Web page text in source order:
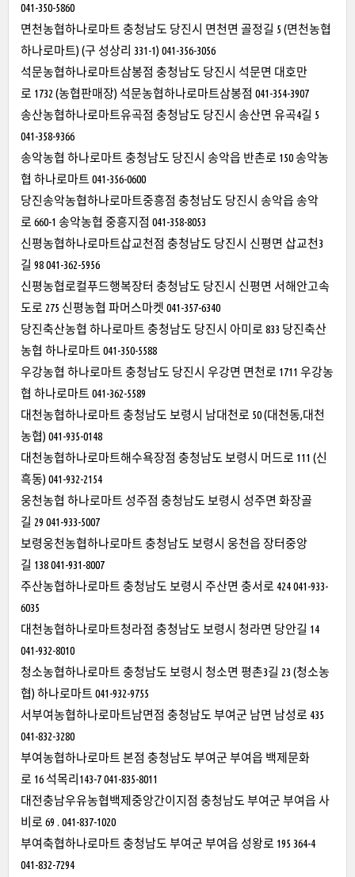
041-350-5860
면천농협하나로마트 충청남도 당진시 면천면 골정길 5 (면천농협
하나로마트) (구 성상리 331-1) 041-356-3056
석문농협하나로마트삼봉점 충청남도 당진시 석문면 대호만
로 1732 (농협판매장) 석문농협하나로마트삼봉점 041-354-3907
송산농협하나로마트유곡점 충청남도 당진시 송산면 유곡4길 5
041-358-9366
송악농협 하나로마트 충청남도 당진시 송악읍 반촌로 150 송악농
협 하나로마트 041-356-0600
당진송악농협하나로마트중흥점 충청남도 당진시 송악읍 송악
로 660-1 송악농협 중흥지점 041-358-8053
신평농협하나로마트삽교천점 충청남도 당진시 신평면 삽교천3
길 98 041-362-5956
신평농협로컬푸드행복장터 충청남도 당진시 신평면 서해안고속
도로 275 신평농협 파머스마켓 041-357-6340
당진축산농협 하나로마트 충청남도 당진시 아미로 833 당진축산
농협 하나로마트 041-350-5588
우강농협 하나로마트 충청남도 당진시 우강면 면천로 1711 우강농
협 하나로마트 041-362-5589
대천농협하나로마트 충청남도 보령시 남대천로 50 (대천동,대천
농협) 041-935-0148
대천농협하나로마트해수욕장점 충청남도 보령시 머드로 111 (신
흑동) 041-932-2154
웅천농협 하나로마트 성주점 충청남도 보령시 성주면 화장골
길 29 041-933-5007
보령웅천농협하나로마트 충청남도 보령시 웅천읍 장터중앙
길 138 041-931-8007
주산농협하나로마트 충청남도 보령시 주산면 충서로 424 041-933-
6035
대천농협하나로마트청라점 충청남도 보령시 청라면 당안길 14
041-932-8010
청소농협하나로마트 충청남도 보령시 청소면 평촌3길 23 (청소농
협) 하나로마트 041-932-9755
서부여농협하나로마트남면점 충청남도 부여군 남면 남성로 435
041-832-3280
부여농협하나로마트 본점 충청남도 부여군 부여읍 백제문화
로 16 석목리143-7 041-835-8011
대전충남우유농협백제중앙간이지점 충청남도 부여군 부여읍 사
비로 69 . 041-837-1020
부여축협하나로마트 충청남도 부여군 부여읍 성왕로 195 364-4
041-832-7294